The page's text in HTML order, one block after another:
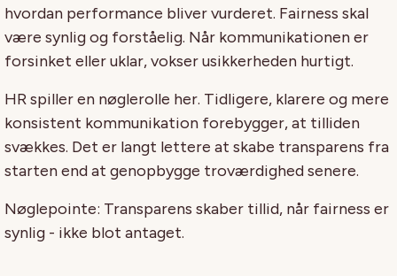
hvordan performance bliver vurderet. Fairness skal
være synlig og forståelig. Når kommunikationen er
forsinket eller uklar, vokser usikkerheden hurtigt.
HR spiller en nøglerolle her. Tidligere, klarere og mere
konsistent kommunikation forebygger, at tilliden
svækkes. Det er langt lettere at skabe transparens fra
starten end at genopbygge troværdighed senere.
Nøglepointe: Transparens skaber tillid, når fairness er
synlig - ikke blot antaget.